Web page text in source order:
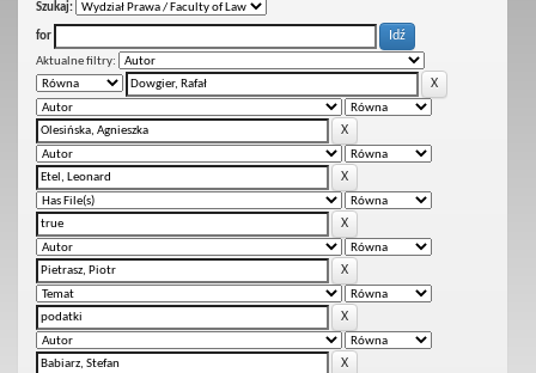
Szukaj:
for
Aktualne filtry: